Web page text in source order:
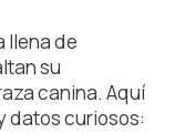
llena de
su
canina. Aquí
datos curiosos: